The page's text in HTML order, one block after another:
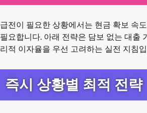
급전이 필요한 상황에서는 현금 확보 속
필요합니다. 아래 전략은 담보 없는 대출
리적 이자율을 우선 고려하는 실전 지침
즉시 상황별 최적 전략